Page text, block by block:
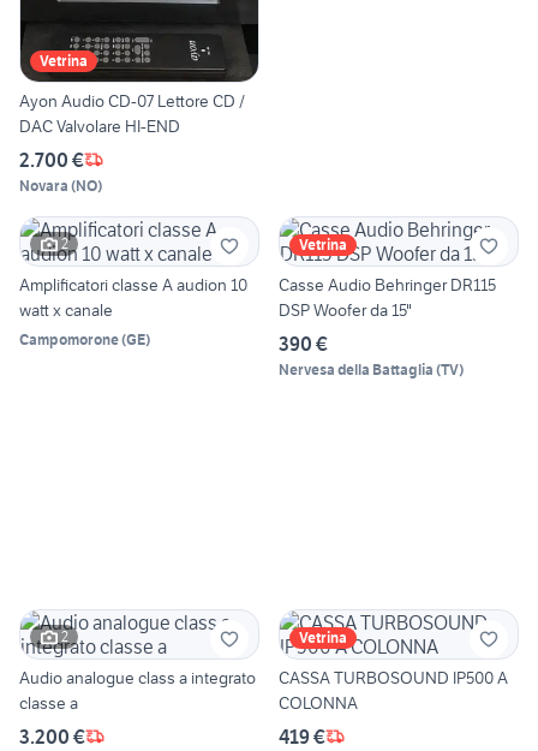
Vetrina
Ayon Audio CD-07 Lettore CD /
DAC Valvolare HI-END
2.700 €
Novara (NO)
2
Amplificatori classe A audion 10
watt x canale
Campomorone(GE)
Vetrina
Casse Audio Behringer DR115
DSP Woofer da 15"
390 €
Nervesa della Battaglia (TV)
2
Audio analogue class a integrato
classe a
3.200 €
Vetrina
CASSA TURBOSOUND IP500 A
COLONNA
419 €